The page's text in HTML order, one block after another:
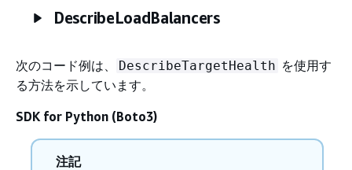
DescribeLoadBalancers
次のコード例は、 DescribeTargetHealth を使用す
る方法を示しています。
SDK for Python (Boto3)
注記